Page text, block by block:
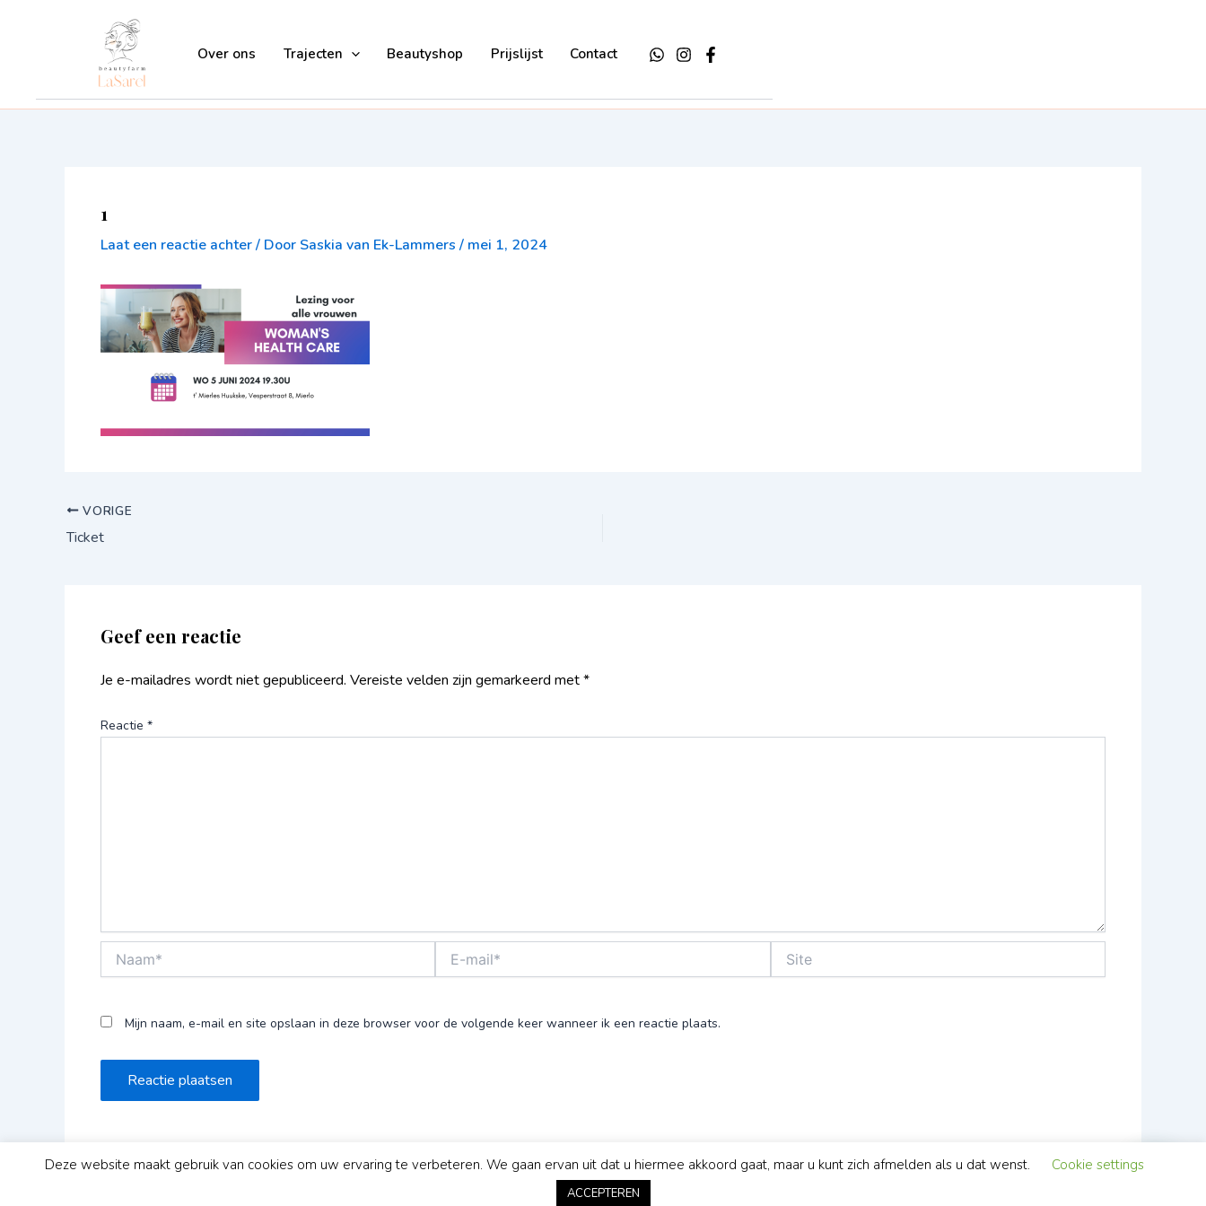
Over ons Trajecten Beautyshop Prijslijst Contact
1
Laat een reactie achter/ Door Saskia van Ek-Lammers / mei 1, 2024
VORIGE
Ticket
Geef een reactie
Je e-mailadres wordt niet gepubliceerd. Vereiste velden zijn gemarkeerd met*
Reactie *
mail*
Mijn naam, e-mail en site opslaan in deze browser voor de volgende keer wanneer ik een reactie plaats.
Deze website maakt gebruik van cookies om uw ervaring te verbeteren. We gaan ervan uit dat u hiermee akkoord gaat, maar u kunt zich afmelden als u dat wenst. Cookie settings
ACCEPTEREN